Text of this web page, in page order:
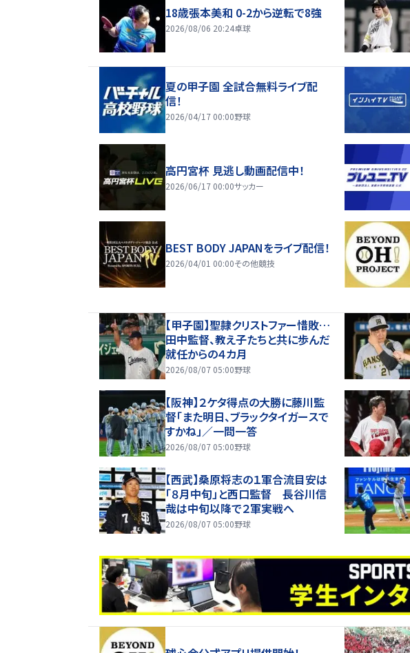
18歳張本美和 0-2から逆転で8強
2026/08/06 20:24卓球
夏の甲子園 全試合無料ライブ配
信！
2026/04/17 00:00野球
高円宮杯 見逃し動画配信中！
2026/06/17 00:00サッカー
BEST BODY JAPANをライブ配信！
2026/04/01 00:00その他競技
【甲子園】聖隷クリストファー惜敗…
田中監督、教え子たちと共に歩んだ
就任からの４カ月
2026/08/07 05:00野球
【阪神】２ケタ得点の大勝に藤川監
督「また明日、ブラックタイガースで
すかね」／一問一答
2026/08/07 05:00野球
【西武】桑原将志の１軍合流目安は
「８月中旬」と西口監督 長谷川信
哉は中旬以降で２軍実戦へ
2026/08/07 05:00野球